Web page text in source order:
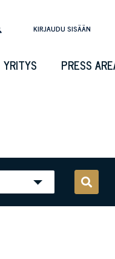
KIRJAUDU SISÄÄN
YRITYS PRESS